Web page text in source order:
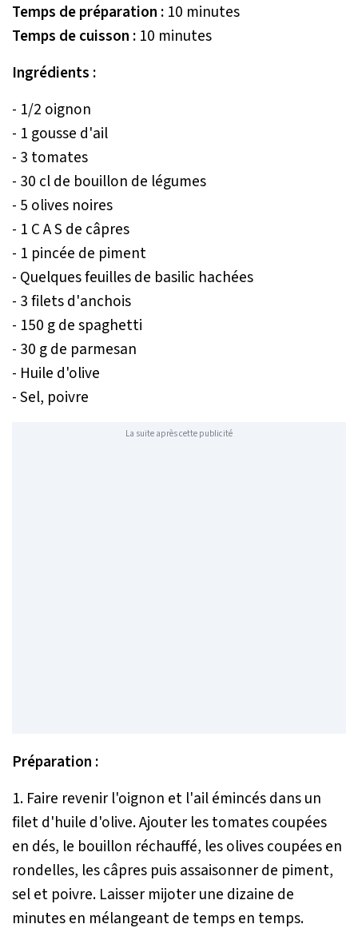
Temps de préparation : 10 minutes
Temps de cuisson : 10 minutes
Ingrédients :
- 1/2 oignon
- 1 gousse d'ail
- 3 tomates
- 30 cl de bouillon de légumes
- 5 olives noires
- 1 C A S de câpres
- 1 pincée de piment
- Quelques feuilles de basilic hachées
- 3 filets d'anchois
- 150 g de spaghetti
- 30 g de parmesan
- Huile d'olive
- Sel, poivre
La suite après cette publicité
Préparation :
1. Faire revenir l'oignon et l'ail émincés dans un
filet d'huile d'olive. Ajouter les tomates coupées
en dés, le bouillon réchauffé, les olives coupées en
rondelles, les câpres puis assaisonner de piment,
sel et poivre. Laisser mijoter une dizaine de
minutes en mélangeant de temps en temps.